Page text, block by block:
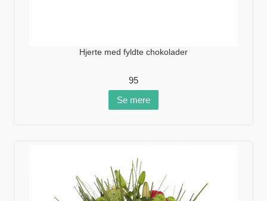
Hjerte med fyldte chokolader
95
Se mere